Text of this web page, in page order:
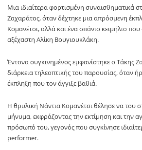
Μια ιδιαίτερα φορτισμένη συναισθηματικά
Ζαχαράτος, όταν δέχτηκε μια απρόσμενη
Κομανέτσι, αλλά και ένα σπάνιο κειμήλιο
αξέχαστη Αλίκη Βουγιουκλάκη.
Έντονα συγκινημένος εμφανίστηκε ο Τάκης
διάρκεια τηλεοπτικής του παρουσίας, όταν
έκπληξη που τον άγγιξε βαθιά.
Η θρυλική Νάντια Κομανέτσι θέλησε να του
μήνυμα, εκφράζοντας την εκτίμηση και την
πρόσωπό του, γεγονός που συγκίνησε
performer.